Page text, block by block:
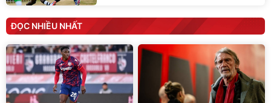
ĐỌC NHIỀU NHẤT